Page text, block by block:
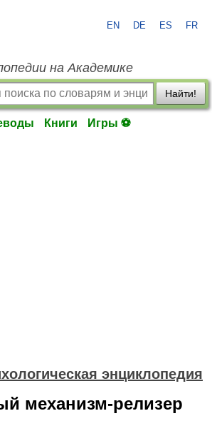
EN DE ES FR
на Академике
Найти!
Книги Игры ⚽
энциклопедия
механизм-релизер